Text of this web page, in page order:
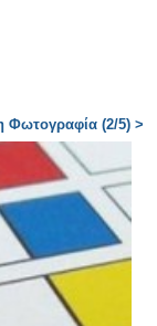
Φωτογραφία (2/5) >